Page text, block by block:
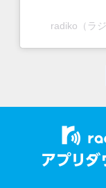
radiko（ラ